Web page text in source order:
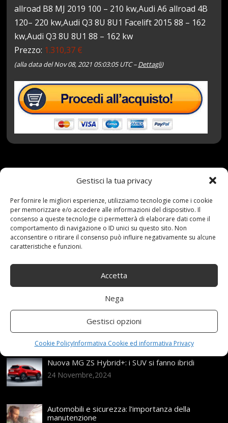
Gestisci la tua privacy
Per fornire le migliori esperienze, utilizziamo tecnologie come i cookie
per memorizzare e/o accedere alle informazioni del dispositivo. Il
consenso a queste tecnologie ci permetterà di elaborare dati come il
comportamento di navigazione o ID unici su questo sito. Non
acconsentire o ritirare il consenso può influire negativamente su alcune
caratteristiche e funzioni.
Accetta
Nega
Gestisci opzioni
Cookie PolicyInformativa Cookie ed informativa Privacy
allroad B8 MJ 2019 100 – 210 kw,Audi A6 allroad 4B
120– 220 kw,Audi Q3 8U 8U1 Facelift 2015 88 – 162
kw,Audi Q3 8U 8U1 88 – 162 kw
Prezzo: 1.310,37 €
(alla data del Nov 08, 2021 05:03:05 UTC –Dettagli)
75x17,ALPIN ,con,Integrali MICHELIN,
Nero
Opaco , R17 ruote Skandic Categories:
Shop
Articoli recenti
Assicurazione auto e sostituzione lunotto: le cose
Nuova MG ZS Hybrid+: i SUV si fanno ibridi
24 Novembre,2024
Automobili e sicurezza: l’importanza della
manutenzione